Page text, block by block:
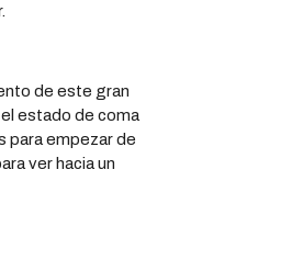
de este gran
estado de coma
para empezar de
ver hacia un